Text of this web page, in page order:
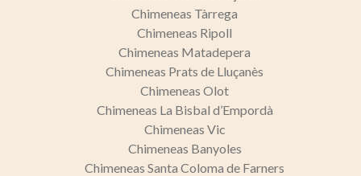
Chimeneas Tàrrega
Chimeneas Ripoll
Chimeneas Matadepera
Chimeneas Prats de Lluçanès
Chimeneas Olot
Chimeneas La Bisbal d’Empordà
Chimeneas Vic
Chimeneas Banyoles
Chimeneas Santa Coloma de Farners